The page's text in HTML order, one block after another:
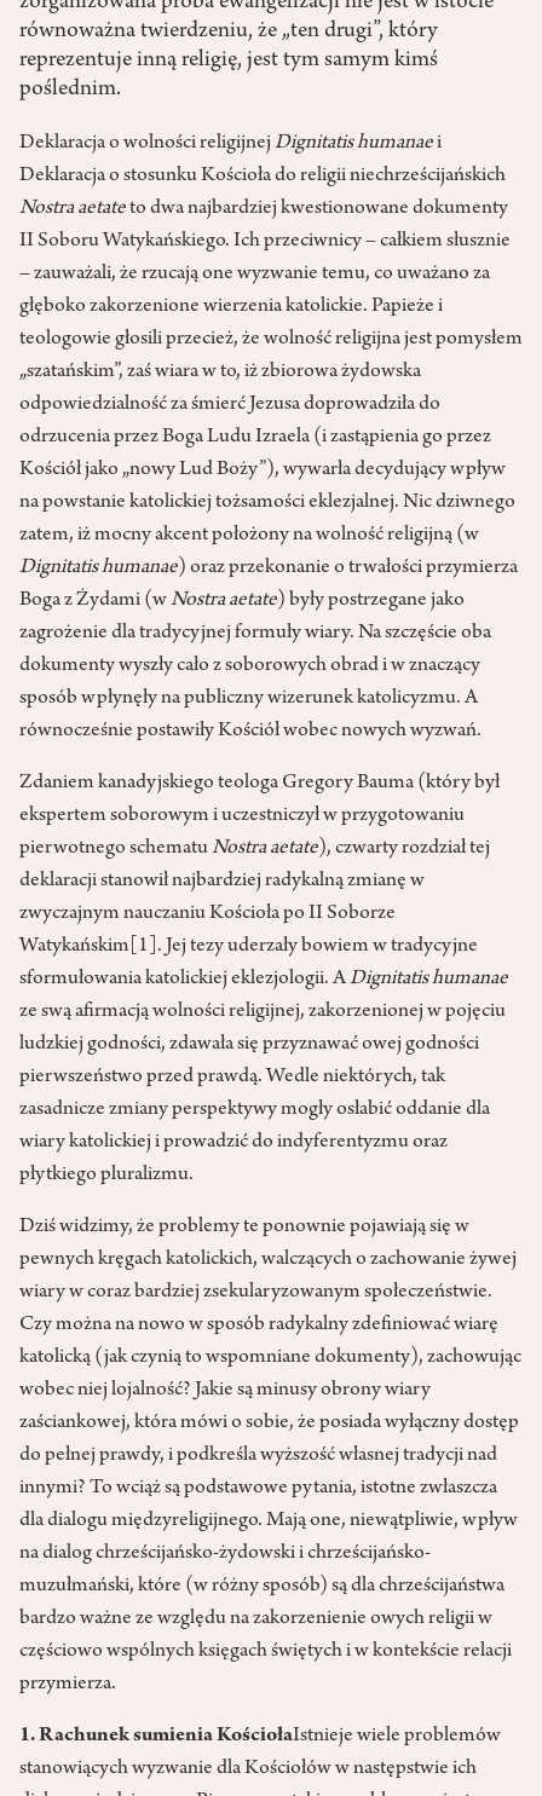
równoważna twierdzeniu, że „ten drugi”, który
reprezentuje inną religię, jest tym samym kimś
poślednim.
Deklaracja o wolności religijnej Dignitatis humanaei
Deklaracja o stosunku Kościoła do religii niechrześcijańskich
Nostra aetateto dwa najbardziej kwestionowane dokumenty
II Soboru Watykańskiego. Ich przeciwnicy – całkiem słusznie
– zauważali, że rzucają one wyzwanie temu, co uważano za
głęboko zakorzenione wierzenia katolickie. Papieże i
teologowie głosili przecież, że wolność religijna jest pomysłem
„szatańskim”, zaś wiara w to, iż zbiorowa żydowska
odpowiedzialność za śmierć Jezusa doprowadziła do
odrzucenia przez Boga Ludu Izraela (i zastąpienia go przez
Kościół jako „nowy Lud Boży”), wywarła decydujący wpływ
na powstanie katolickiej tożsamości eklezjalnej. Nic dziwnego
zatem, iż mocny akcent położony na wolność religijną (w
Dignitatis humanae) oraz przekonanie o trwałości przymierza
Boga z Żydami (wNostra aetate) były postrzegane jako
zagrożenie dla tradycyjnej formuły wiary. Na szczęście oba
dokumenty wyszły cało z soborowych obrad i w znaczący
sposób wpłynęły na publiczny wizerunek katolicyzmu. A
równocześnie postawiły Kościół wobec nowych wyzwań.
Zdaniem kanadyjskiego teologa Gregory Bauma (który był
ekspertem soborowym i uczestniczył w przygotowaniu
pierwotnego schematuNostra aetate), czwarty rozdział tej
deklaracji stanowił najbardziej radykalną zmianę w
zwyczajnym nauczaniu Kościoła po II Soborze
Watykańskim [1] . Jej tezy uderzały bowiem w tradycyjne
sformułowania katolickiej eklezjologii. ADignitatis humanae
ze swą afirmacją wolności religijnej, zakorzenionej w pojęciu
ludzkiej godności, zdawała się przyznawać owej godności
pierwszeństwo przed prawdą. Wedle niektórych, tak
zasadnicze zmiany perspektywy mogły osłabić oddanie dla
wiary katolickiej i prowadzić do indyferentyzmu oraz
płytkiego pluralizmu.
Dziś widzimy, że problemy te ponownie pojawiają się w
pewnych kręgach katolickich, walczących o zachowanie żywej
wiary w coraz bardziej zsekularyzowanym społeczeństwie.
Czy można na nowo w sposób radykalny zdefiniować wiarę
katolicką (jak czynią to wspomniane dokumenty), zachowując
wobec niej lojalność? Jakie są minusy obrony wiary
zaściankowej, która mówi o sobie, że posiada wyłączny dostęp
do pełnej prawdy, i podkreśla wyższość własnej tradycji nad
innymi? To wciąż są podstawowe pytania, istotne zwłaszcza
dla dialogu międzyreligijnego. Mają one, niewątpliwie, wpływ
na dialog chrześcijańsko-żydowski i chrześcijańsko-
muzułmański, które (w różny sposób) są dla chrześcijaństwa
bardzo ważne ze względu na zakorzenienie owych religii w
częściowo wspólnych księgach świętych i w kontekście relacji
przymierza.
1. Rachunek sumienia KościołaIstnieje wiele problemów
stanowiących wyzwanie dla Kościołów w następstwie ich